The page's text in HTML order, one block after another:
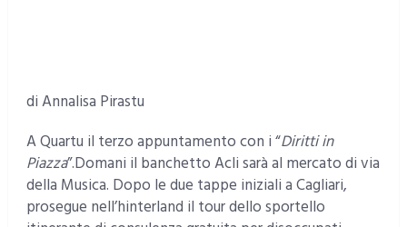
di Annalisa Pirastu
A Quartu il terzo appuntamento con i “Diritti in
Piazza”.Domani il banchetto Acli sarà al mercato di via
della Musica. Dopo le due tappe iniziali a Cagliari,
prosegue nell’hinterland il tour dello sportello